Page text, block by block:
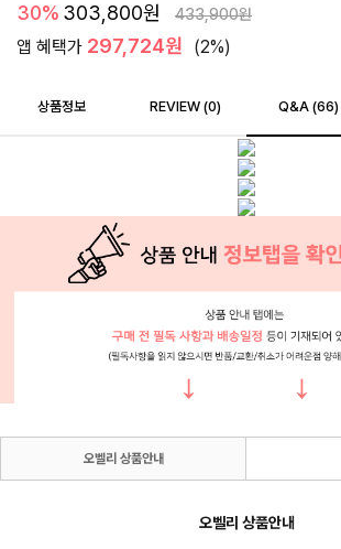
30% 303,800원 433,900원
앱 혜택가 297,724원 (2%)
상품정보 REVIEW (0) Q&A (66)
오벨리 상품안내
오벨리 상품안내